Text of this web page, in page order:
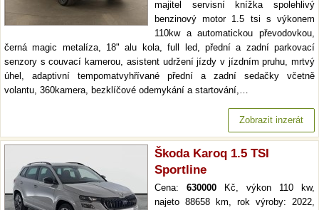
majitel servisní knížka spolehlivý
benzinový motor 1.5 tsi s výkonem
110kw a automatickou převodovkou,
černá magic metalíza, 18" alu kola, full led, přední a zadní parkovací
senzory s couvací kamerou, asistent udržení jízdy v jízdním pruhu, mrtvý
úhel, adaptivní tempomatvyhřívané přední a zadní sedačky včetně
volantu, 360kamera, bezklíčové odemykání a startování,…
Zobrazit inzerát
Škoda Karoq 1.5 TSI
Sportline
Cena: 630000 Kč, výkon 110 kw,
najeto 88658 km, rok výroby: 2022,